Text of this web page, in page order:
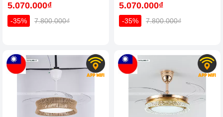
5.070.000₫
-35% 7.800.000₫
5.070.000₫
-35% 7.800.000₫